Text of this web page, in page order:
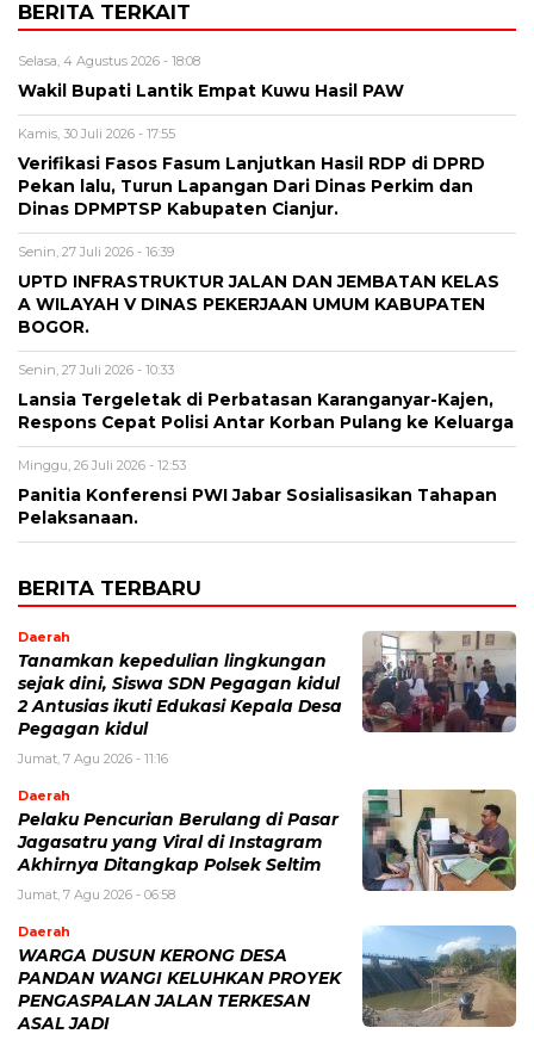
BERITA TERKAIT
Selasa, 4 Agustus 2026 - 18:08
Wakil Bupati Lantik Empat Kuwu Hasil PAW
Kamis, 30 Juli 2026 - 17:55
Verifikasi Fasos Fasum Lanjutkan Hasil RDP di DPRD
Pekan lalu, Turun Lapangan Dari Dinas Perkim dan
Dinas DPMPTSP Kabupaten Cianjur.
Senin, 27 Juli 2026 - 16:39
UPTD INFRASTRUKTUR JALAN DAN JEMBATAN KELAS
A WILAYAH V DINAS PEKERJAAN UMUM KABUPATEN
BOGOR.
Senin, 27 Juli 2026 - 10:33
Lansia Tergeletak di Perbatasan Karanganyar-Kajen,
Respons Cepat Polisi Antar Korban Pulang ke Keluarga
Minggu, 26 Juli 2026 - 12:53
Panitia Konferensi PWI Jabar Sosialisasikan Tahapan
Pelaksanaan.
BERITA TERBARU
Daerah
Tanamkan kepedulian lingkungan
sejak dini, Siswa SDN Pegagan kidul
2 Antusias ikuti Edukasi Kepala Desa
Pegagan kidul
Jumat, 7 Agu 2026 - 11:16
Daerah
Pelaku Pencurian Berulang di Pasar
Jagasatru yang Viral di Instagram
Akhirnya Ditangkap Polsek Seltim
Jumat, 7 Agu 2026 - 06:58
Daerah
WARGA DUSUN KERONG DESA
PANDAN WANGI KELUHKAN PROYEK
PENGASPALAN JALAN TERKESAN
ASAL JADI